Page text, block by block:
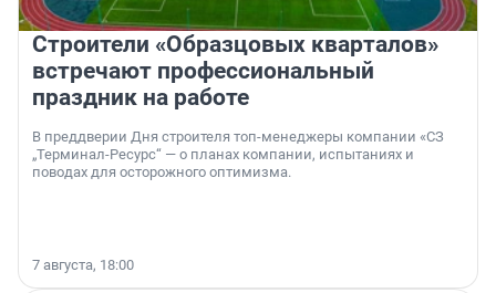
Строители «Образцовых кварталов»
встречают профессиональный
праздник на работе
В преддверии Дня строителя топ-менеджеры компании «СЗ
„Терминал-Ресурс“ — о планах компании, испытаниях и
поводах для осторожного оптимизма.
7 августа, 18:00